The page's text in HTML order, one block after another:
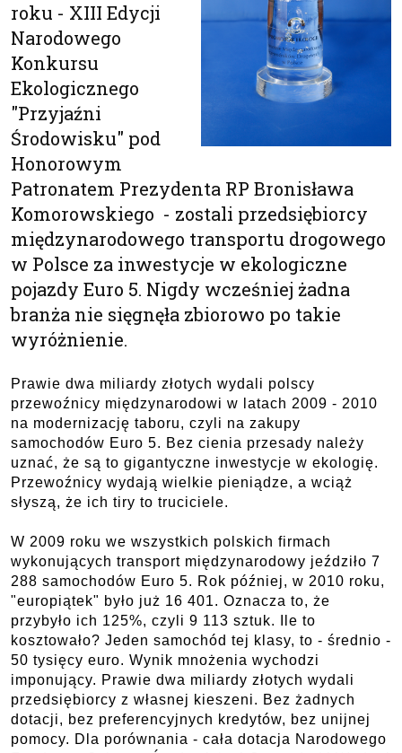
roku - XIII Edycji
Narodowego
Konkursu
Ekologicznego
"Przyjaźni
Środowisku" pod
Honorowym
Patronatem Prezydenta RP Bronisława
Komorowskiego - zostali przedsiębiorcy
międzynarodowego transportu drogowego
w Polsce za inwestycje w ekologiczne
pojazdy Euro 5. Nigdy wcześniej żadna
branża nie sięgnęła zbiorowo po takie
wyróżnienie.
Prawie dwa miliardy złotych wydali polscy
przewoźnicy międzynarodowi w latach 2009 - 2010
na modernizację taboru, czyli na zakupy
samochodów Euro 5. Bez cienia przesady należy
uznać, że są to gigantyczne inwestycje w ekologię.
Przewoźnicy wydają wielkie pieniądze, a wciąż
słyszą, że ich tiry to truciciele.
W 2009 roku we wszystkich polskich firmach
wykonujących transport międzynarodowy jeździło 7
288 samochodów Euro 5. Rok później, w 2010 roku,
"europiątek" było już 16 401. Oznacza to, że
przybyło ich 125%, czyli 9 113 sztuk. Ile to
kosztowało? Jeden samochód tej klasy, to - średnio -
50 tysięcy euro. Wynik mnożenia wychodzi
imponujący. Prawie dwa miliardy złotych wydali
przedsiębiorcy z własnej kieszeni. Bez żadnych
dotacji, bez preferencyjnych kredytów, bez unijnej
pomocy. Dla porównania - cała dotacja Narodowego